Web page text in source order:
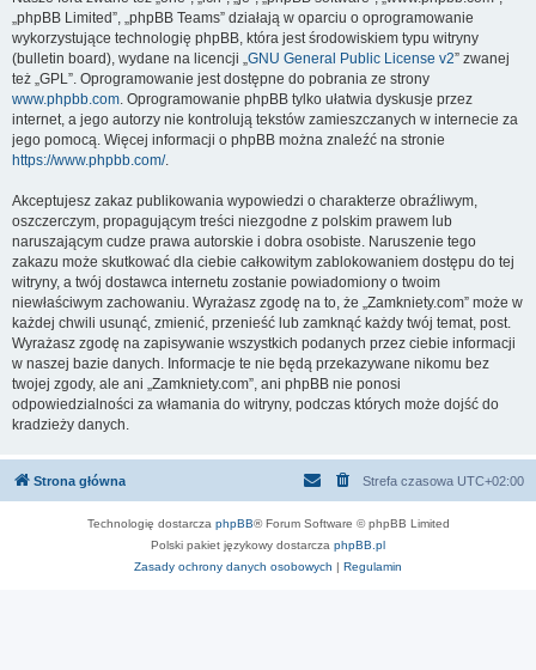
„phpBB Limited”, „phpBB Teams” działają w oparciu o oprogramowanie
wykorzystujące technologię phpBB, która jest środowiskiem typu witryny
(bulletin board), wydane na licencji „GNU General Public License v2” zwanej
też „GPL”. Oprogramowanie jest dostępne do pobrania ze strony
www.phpbb.com. Oprogramowanie phpBB tylko ułatwia dyskusje przez
internet, a jego autorzy nie kontrolują tekstów zamieszczanych w internecie za
jego pomocą. Więcej informacji o phpBB można znaleźć na stronie
https://www.phpbb.com/.
Akceptujesz zakaz publikowania wypowiedzi o charakterze obraźliwym,
oszczerczym, propagującym treści niezgodne z polskim prawem lub
naruszającym cudze prawa autorskie i dobra osobiste. Naruszenie tego
zakazu może skutkować dla ciebie całkowitym zablokowaniem dostępu do tej
witryny, a twój dostawca internetu zostanie powiadomiony o twoim
niewłaściwym zachowaniu. Wyrażasz zgodę na to, że „Zamkniety.com” może w
każdej chwili usunąć, zmienić, przenieść lub zamknąć każdy twój temat, post.
Wyrażasz zgodę na zapisywanie wszystkich podanych przez ciebie informacji
w naszej bazie danych. Informacje te nie będą przekazywane nikomu bez
twojej zgody, ale ani „Zamkniety.com”, ani phpBB nie ponosi
odpowiedzialności za włamania do witryny, podczas których może dojść do
kradzieży danych.
Strona główna Strefa czasowa UTC+02:00
Technologię dostarcza phpBB® Forum Software © phpBB Limited
Polski pakiet językowy dostarcza phpBB.pl
Zasady ochrony danych osobowych | Regulamin